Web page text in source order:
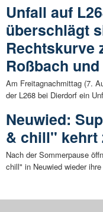
Unfall auf
überschlägt
Rechtskurve
Roßbach
Am Freitagnachmittag (7.
der L268 bei Dierdorf ein
Neuwied:
& chill" kehrt
Nach der Sommerpause
chill" in Neuwied wieder